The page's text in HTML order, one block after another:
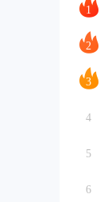
1
2
3
4
5
6